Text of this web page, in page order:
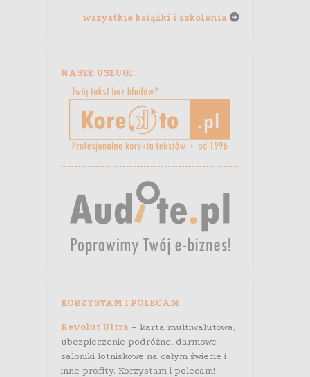
wszystkie książki i szkolenia
NASZE USŁUGI:
KORZYSTAM I POLECAM
Revolut Ultra– karta multiwalutowa,
ubezpieczenie podróżne, darmowe
saloniki lotniskowe na całym świecie i
inne profity. Korzystam i polecam!